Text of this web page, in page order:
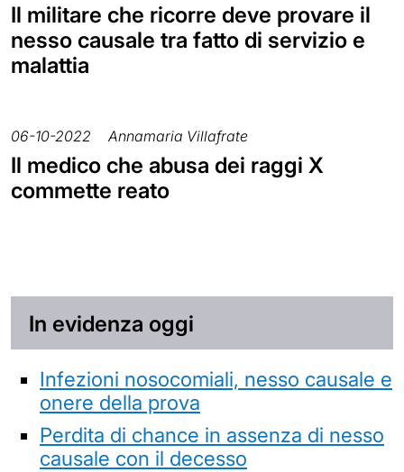
Il militare che ricorre deve provare il
nesso causale tra fatto di servizio e
malattia
06-10-2022 Annamaria Villafrate
Il medico che abusa dei raggi X
commette reato
In evidenza oggi
Infezioni nosocomiali, nesso causale e
onere della prova
Perdita di chance in assenza di nesso
causale con il decesso